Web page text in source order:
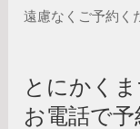
遠慮なくご予約く
とにかく
お電話で